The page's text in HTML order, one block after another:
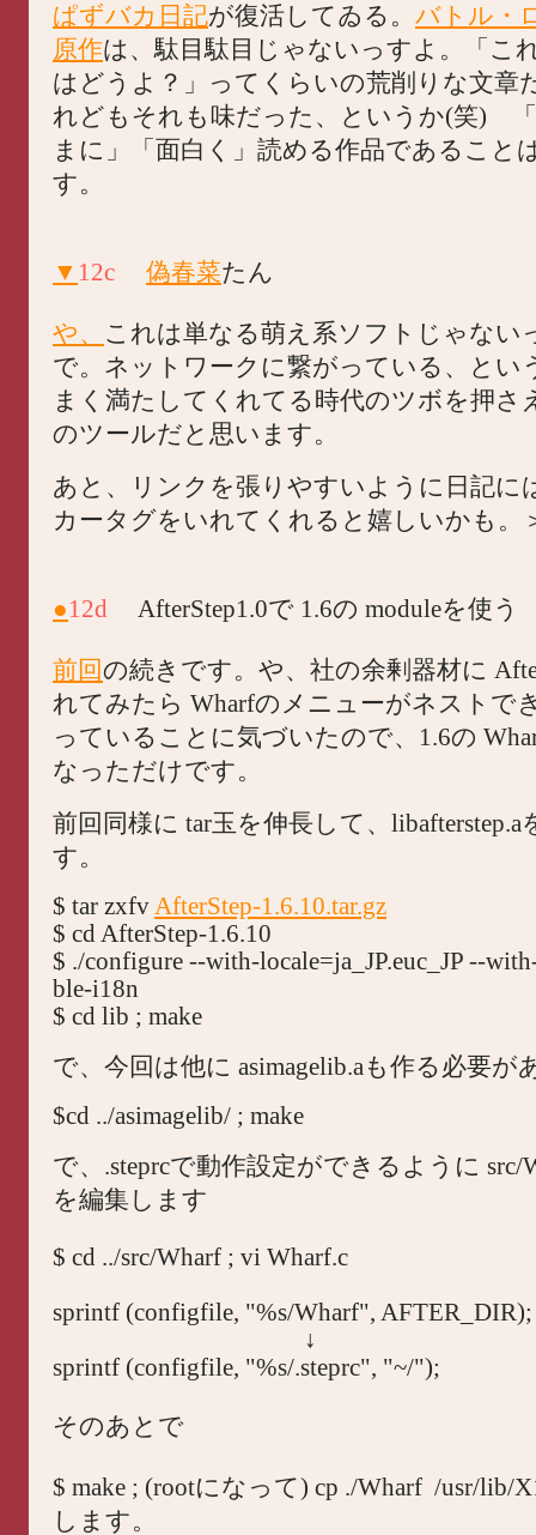
ぱずバカ日記が復活してゐる。 バトル・
原作は、駄目駄目じゃないっすよ。「こ
はどうよ？」ってくらいの荒削りな文章
れどもそれも味だった、というか(笑)
まに」「面白く」読める作品であること
す。
▼ 12c 偽春菜たん
や、 これは単なる萌え系ソフトじゃない
で。ネットワークに繋がっている、とい
まく満たしてくれてる時代のツボを押さ
のツールだと思います。
あと、リンクを張りやすいように日記に
カータグをいれてくれると嬉しいかも。
●12d AfterStep1.0で 1.6の moduleを使う
前回 の続きです。や、社の余剰器材に
れてみたら Wharfのメニューがネストで
っていることに気づいたので、1.6の
なっただけです。
前回同様に tar玉を伸長して、libafterstep.a
す。
$ tar zxfv AfterStep-1.6.10.tar.gz
$ cd AfterStep-1.6.10
$ ./configure --with-locale=ja_JP.euc_JP --
ble-i18n
$ cd lib ; make
で、今回は他に asimagelib.aも作る必要が
$cd ../asimagelib/ ; make
で、.steprcで動作設定ができるように src/
を編集します
$ cd ../src/Wharf ; vi Wharf.c
sprintf (configfile, "%s/Wharf", AFTER_DIR);
↓
sprintf (configfile, "%s/.steprc", "~/");
そのあとで
$ make ; (rootになって) cp ./Wharf /usr/lib/
します。